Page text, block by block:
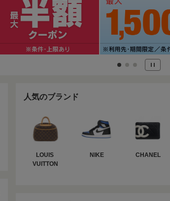
人気のブランド
LOUIS
VUITTON
NIKE CHANEL